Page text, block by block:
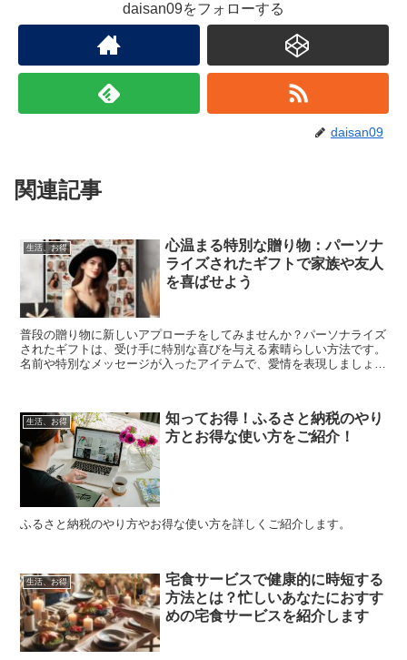
daisan09をフォローする
daisan09
関連記事
生活、お得
心温まる特別な贈り物：パーソナ
ライズされたギフトで家族や友人
を喜ばせよう
普段の贈り物に新しいアプローチをしてみませんか？パーソナライズ
されたギフトは、受け手に特別な喜びを与える素晴らしい方法です。
名前や特別なメッセージが入ったアイテムで、愛情を表現しましょ
生活、お得
知ってお得！ふるさと納税のやり
方とお得な使い方をご紹介！
ふるさと納税のやり方やお得な使い方を詳しくご紹介します。
生活、お得
宅食サービスで健康的に時短する
方法とは？忙しいあなたにおすす
めの宅食サービスを紹介します